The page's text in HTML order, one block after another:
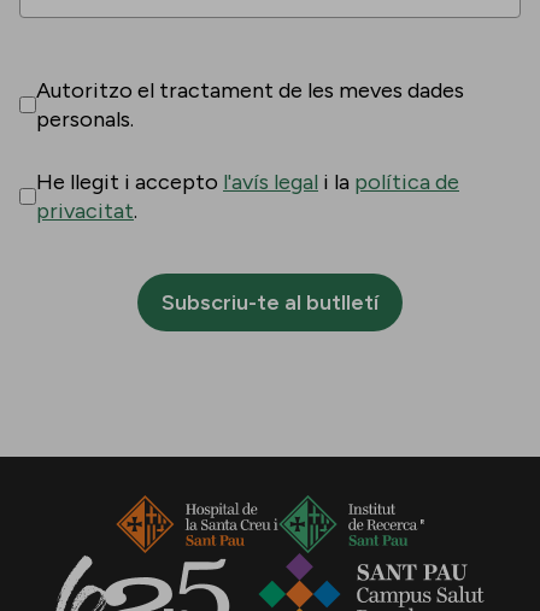
Autoritzo el tractament de les meves dades
personals.
He llegit i accepto l'avís legal i la política de
privacitat.
Subscriu-te al butlletí